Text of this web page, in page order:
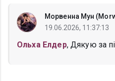
Морвенна Мун
19.06.2026, 11:37:13
Ольха Елдер, Дякую за